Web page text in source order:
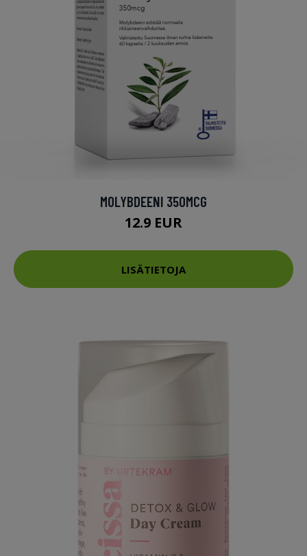
MOLYBDEENI 350MCG
12.9 EUR
LISÄTIETOJA